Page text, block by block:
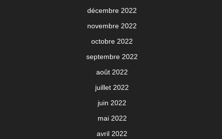
décembre 2022
novembre 2022
octobre 2022
septembre 2022
août 2022
juillet 2022
juin 2022
mai 2022
avril 2022